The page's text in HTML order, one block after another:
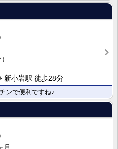
新小岩駅 徒歩28分
ンで便利ですね♪
月